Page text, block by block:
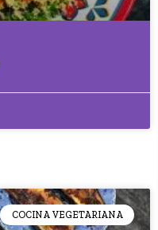
COCINA VEGETARIANA